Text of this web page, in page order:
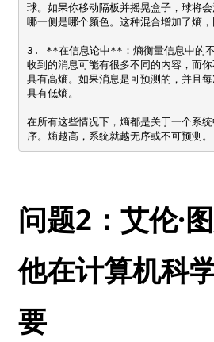
球。如果你移动隔板并摇晃盒子，球将
哪一侧是哪个颜色。这种混合增加了熵，
3. **在信息论中**：熵衡量信息中的不
收到的消息可能有很多不同的内容，而
具有高熵。如果消息是可预测的，并且
具有低熵。
在所有这些情况下，熵都是关于一个系
序。熵越高，系统就越无序或不可预测。
问题2：艾伦·
他在计算机科
要